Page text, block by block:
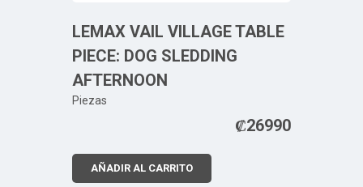
LEMAX VAIL VILLAGE TABLE
PIECE: DOG SLEDDING
AFTERNOON
Piezas
₡26990
AÑADIR AL CARRITO